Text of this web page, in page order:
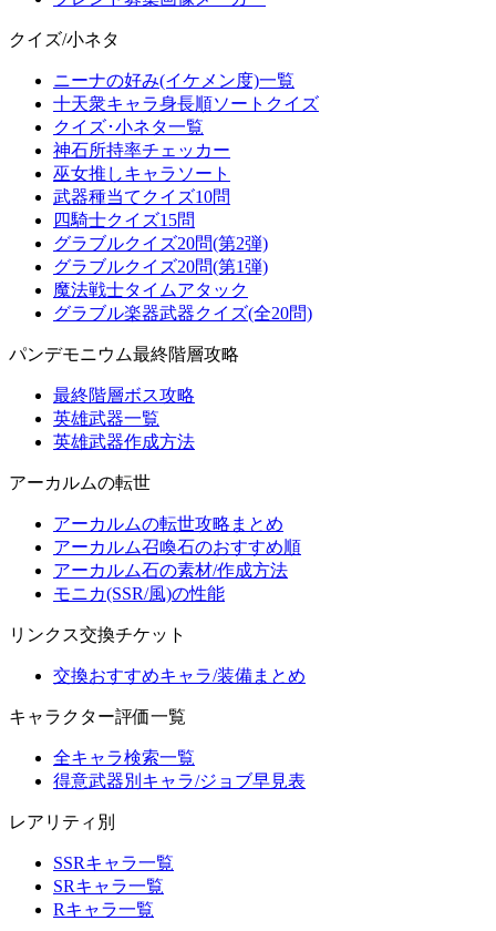
クイズ/小ネタ
ニーナの好み(イケメン度)一覧
十天衆キャラ身長順ソートクイズ
クイズ･小ネタ一覧
神石所持率チェッカー
巫女推しキャラソート
武器種当てクイズ10問
四騎士クイズ15問
グラブルクイズ20問(第2弾)
グラブルクイズ20問(第1弾)
魔法戦士タイムアタック
グラブル楽器武器クイズ(全20問)
パンデモニウム最終階層攻略
最終階層ボス攻略
英雄武器一覧
英雄武器作成方法
アーカルムの転世
アーカルムの転世攻略まとめ
アーカルム召喚石のおすすめ順
アーカルム石の素材/作成方法
モニカ(SSR/風)の性能
リンクス交換チケット
交換おすすめキャラ/装備まとめ
キャラクター評価一覧
全キャラ検索一覧
得意武器別キャラ/ジョブ早見表
レアリティ別
SSRキャラ一覧
SRキャラ一覧
Rキャラ一覧